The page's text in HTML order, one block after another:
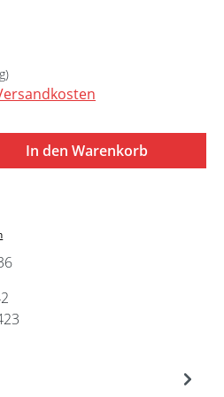
den gewünschten
In den Warenkorb